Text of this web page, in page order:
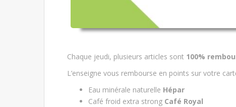
Chaque jeudi, plusieurs articles sont 100%
L’enseigne vous rembourse en points sur votre
Eau minérale naturelle Hépar
Café froid extra strong Café Royal